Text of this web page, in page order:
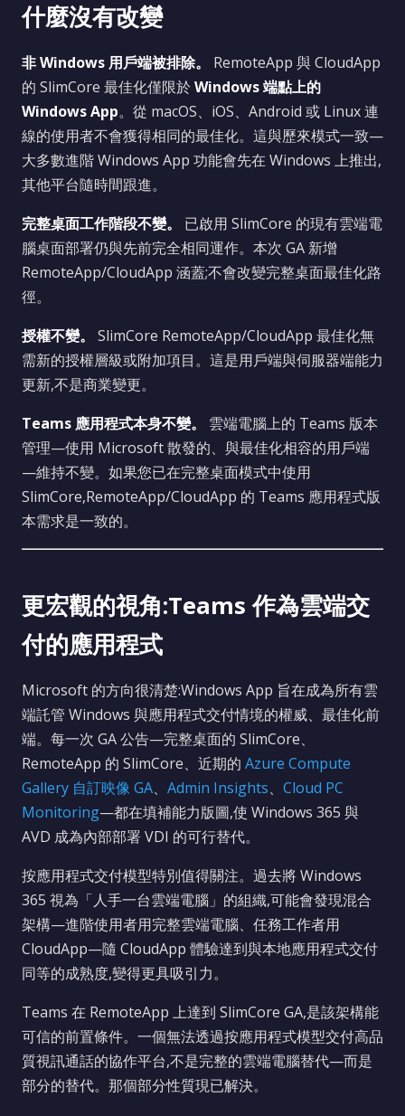
什麼沒有改變
非 Windows 用戶端被排除。
RemoteApp 與 CloudApp
的 SlimCore 最佳化僅限於Windows 端點上的
Windows App。從 macOS、iOS、Android 或 Linux 連
線的使用者不會獲得相同的最佳化。這與歷來模式一致—
大多數進階 Windows App 功能會先在 Windows 上推出,
其他平台隨時間跟進。
完整桌面工作階段不變。
已啟用 SlimCore 的現有雲端電
腦桌面部署仍與先前完全相同運作。本次 GA 新增
RemoteApp/CloudApp 涵蓋;不會改變完整桌面最佳化路
徑。
授權不變。
SlimCore RemoteApp/CloudApp 最佳化無
需新的授權層級或附加項目。這是用戶端與伺服器端能力
更新,不是商業變更。
Teams 應用程式本身不變。
雲端電腦上的 Teams 版本
管理—使用 Microsoft 散發的、與最佳化相容的用戶端
—維持不變。如果您已在完整桌面模式中使用
SlimCore,RemoteApp/CloudApp 的 Teams 應用程式版
本需求是一致的。
更宏觀的視角:Teams 作為雲端交
付的應用程式
Microsoft 的方向很清楚:Windows App 旨在成為所有雲
端託管 Windows 與應用程式交付情境的權威、最佳化前
端。每一次 GA 公告—完整桌面的 SlimCore、
RemoteApp 的 SlimCore、近期的 Azure Compute
Gallery 自訂映像 GA、 Admin Insights、 Cloud PC
Monitoring—都在填補能力版圖,使 Windows 365 與
AVD 成為內部部署 VDI 的可行替代。
按應用程式交付模型特別值得關注。過去將 Windows
365 視為「人手一台雲端電腦」的組織,可能會發現混合
架構—進階使用者用完整雲端電腦、任務工作者用
CloudApp—隨 CloudApp 體驗達到與本地應用程式交付
同等的成熟度,變得更具吸引力。
Teams 在 RemoteApp 上達到 SlimCore GA,是該架構能
可信的前置條件。一個無法透過按應用程式模型交付高品
質視訊通話的協作平台,不是完整的雲端電腦替代—而是
部分的替代。那個部分性質現已解決。